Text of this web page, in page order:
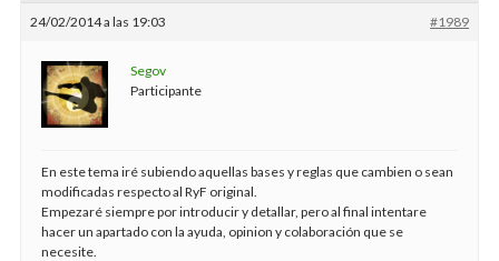
24/02/2014 a las 19:03 #1989
Segov
Participante
En este tema iré subiendo aquellas bases y reglas que cambien o sean
modificadas respecto al RyF original.
Empezaré siempre por introducir y detallar, pero al final intentare
hacer un apartado con la ayuda, opinion y colaboración que se
necesite.